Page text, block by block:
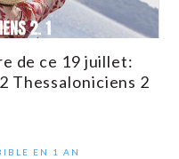
de ce 19 juillet:
Thessaloniciens 2
EN 1 AN